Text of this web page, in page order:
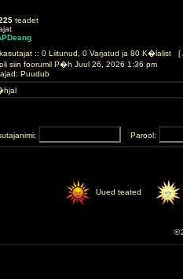
teadet
kasutajat :: 0 Liitunud, 0 Varjatud ja 80 K�lalist [
siin foorumil P�h Juul 26, 2026 1:36 pm
Puudub
Parool:
Uued teated
©